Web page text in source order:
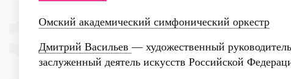
Омский академический симфонический оркестр
Дмитрий Васильев— художественный
заслуженный деятель искусств Российской